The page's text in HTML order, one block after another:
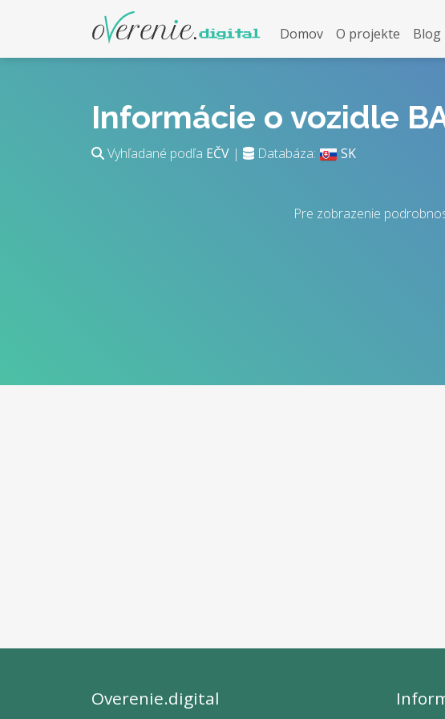
Domov O projekte Blog
Informácie o vozidle
Vyhľadané podľa EČV | Databáza: SK
Pre zobrazenie
Overenie.digital